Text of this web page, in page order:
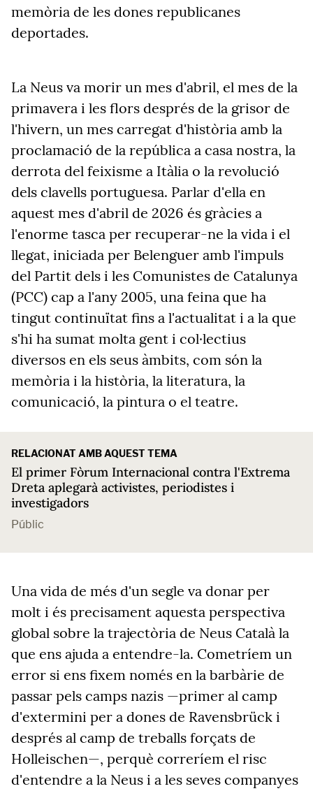
memòria de les dones republicanes
deportades.
La Neus va morir un mes d'abril, el mes de la
primavera i les flors després de la grisor de
l'hivern, un mes carregat d'història amb la
proclamació de la república a casa nostra, la
derrota del feixisme a Itàlia o la revolució
dels clavells portuguesa. Parlar d'ella en
aquest mes d'abril de 2026 és gràcies a
l'enorme tasca per recuperar-ne la vida i el
llegat, iniciada per Belenguer amb l'impuls
del Partit dels i les Comunistes de Catalunya
(PCC) cap a l'any 2005, una feina que ha
tingut continuïtat fins a l'actualitat i a la que
s'hi ha sumat molta gent i col·lectius
diversos en els seus àmbits, com són la
memòria i la història, la literatura, la
comunicació, la pintura o el teatre.
RELACIONAT AMB AQUEST TEMA
El primer Fòrum Internacional contra l'Extrema
Dreta aplegarà activistes, periodistes i
investigadors
Públic
Una vida de més d'un segle va donar per
molt i és precisament aquesta perspectiva
global sobre la trajectòria de Neus Català la
que ens ajuda a entendre-la. Cometríem un
error si ens fixem només en la barbàrie de
passar pels camps nazis —primer al camp
d'extermini per a dones de Ravensbrück i
després al camp de treballs forçats de
Holleischen—, perquè correríem el risc
d'entendre a la Neus i a les seves companyes